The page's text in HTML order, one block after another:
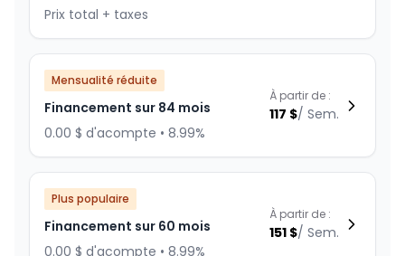
Prix total + taxes
Mensualité réduite
Financement sur 84 mois
0.00 $ d'acompte • 8.99%
À partir de :
117 $/ Sem.
Plus populaire
Financement sur 60 mois
0.00 $ d'acompte • 8.99%
À partir de :
151 $/ Sem.